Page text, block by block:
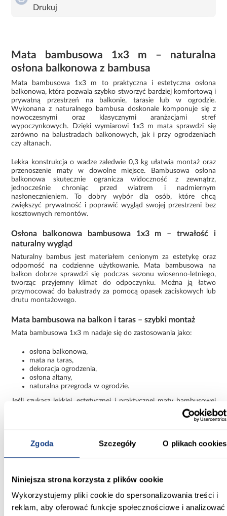
Zgoda Szczegóły O plikach cookies
Niniejsza strona korzysta z plików cookie
Wykorzystujemy pliki cookie do spersonalizowania treści i
reklam, aby oferować funkcje społecznościowe i analizować
Drukuj
Mata bambusowa 1x3 m – naturalna
osłona balkonowa z bambusa
Mata bambusowa 1x3 m to praktyczna i estetyczna osłona
balkonowa, która pozwala szybko stworzyć bardziej komfortową i
prywatną przestrzeń na balkonie, tarasie lub w ogrodzie.
Wykonana z naturalnego bambusa doskonale komponuje się z
nowoczesnymi oraz klasycznymi aranżacjami stref
wypoczynkowych. Dzięki wymiarowi 1x3 m mata sprawdzi się
zarówno na balustradach balkonowych, jak i przy ogrodzeniach
czy altanach.
Lekka konstrukcja o wadze zaledwie 0,3 kg ułatwia montaż oraz
przenoszenie maty w dowolne miejsce. Bambusowa osłona
balkonowa skutecznie ogranicza widoczność z zewnątrz,
jednocześnie chroniąc przed wiatrem i nadmiernym
nasłonecznieniem. To dobry wybór dla osób, które chcą
zwiększyć prywatność i poprawić wygląd swojej przestrzeni bez
kosztownych remontów.
Osłona balkonowa bambusowa 1x3 m – trwałość i
naturalny wygląd
Naturalny bambus jest materiałem cenionym za estetykę oraz
odporność na codzienne użytkowanie. Mata bambusowa na
balkon dobrze sprawdzi się podczas sezonu wiosenno-letniego,
tworząc przyjemny klimat do odpoczynku. Można ją łatwo
przymocować do balustrady za pomocą opasek zaciskowych lub
drutu montażowego.
Mata bambusowa na balkon i taras – szybki montaż
Mata bambusowa 1x3 m nadaje się do zastosowania jako:
osłona balkonowa,
mata na taras,
dekoracja ogrodzenia,
osłona altany,
naturalna przegroda w ogrodzie.
Jeśli szukasz lekkiej, estetycznej i praktycznej maty bambusowej
na balkon, ten model będzie dobrym wyborem do codziennego
Informacje Transport Informacje o
0.3
Rodzaj asortymentu: